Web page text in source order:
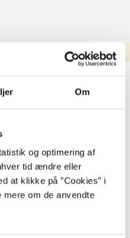
Om
og optimering af
tid ændre eller
at klikke på ”Cookies” i
om de anvendte